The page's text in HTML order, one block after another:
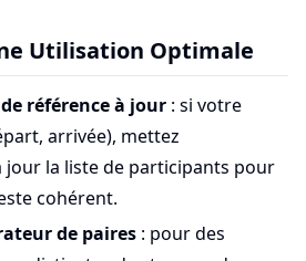
Utilisation Optimale
référence à jour : si votre
arrivée), mettez
jour la liste de participants pour
cohérent.
de paires : pour des